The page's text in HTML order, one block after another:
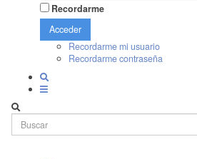
Recordarme
Acceder
Recordarme mi usuario
Recordarme contraseña